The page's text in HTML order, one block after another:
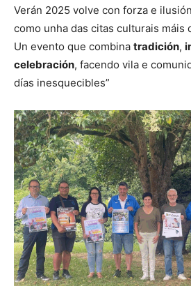
Verán 2025 volve con forza e
como unha das citas culturais máis
Un evento que combina tradición,
celebración, facendo vila e
días inesquecibles”